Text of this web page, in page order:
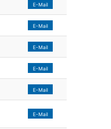
E-Mail
E-Mail
E-Mail
E-Mail
E-Mail
E-Mail